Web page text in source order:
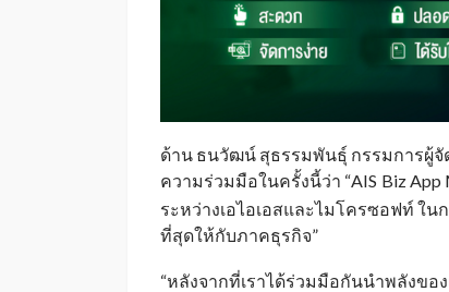
ด้าน ธนวัฒน์ สุธรรมพันธุ์ กรรมการผู้จั
ความร่วมมือในครั้งนี้ว่า “AIS Biz
ระหว่างเอไอเอสและไมโครซอฟท์ ใ
ที่สุดให้กับภาคธุรกิจ”
“หลังจากที่เราได้ร่วมมือกันนำพลังข